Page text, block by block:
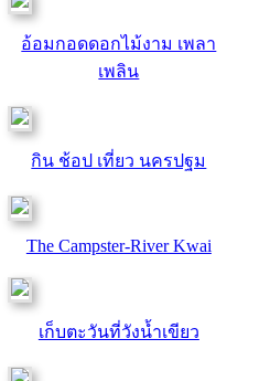
อ้อมกอดดอกไม้งาม เพลา
เพลิน
กิน ช้อป เที่ยว นครปฐม
The Campster-River Kwai
เก็บตะวันที่วังน้ำเขียว